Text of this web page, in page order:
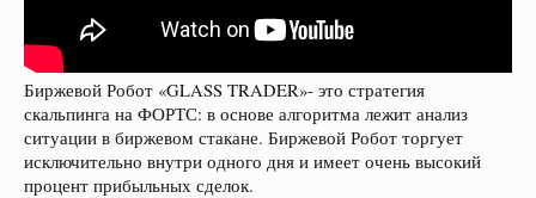
Биржевой Робот «GLASS TRADER»- это стратегия
скальпинга на ФОРТС: в основе алгоритма лежит анализ
ситуации в биржевом стакане. Биржевой Робот торгует
исключительно внутри одного дня и имеет очень высокий
процент прибыльных сделок.